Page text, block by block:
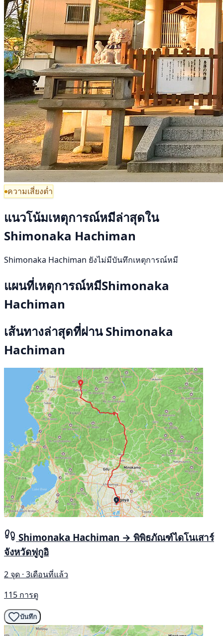
ความเสี่ยงต่ำ
แนวโน้มเหตุการณ์หมีล่าสุดใน
Shimonaka Hachiman
Shimonaka Hachiman ยังไม่มีบันทึกเหตุการณ์หมี
แผนที่เหตุการณ์หมีShimonaka
Hachiman
เส้นทางล่าสุดที่ผ่าน Shimonaka
Hachiman
Shimonaka Hachiman → พิพิธภัณฑ์ไดโนเสาร์
จังหวัดฟูกูอิ
2 จุด · 3เดือนที่แล้ว
115 การดู
บันทึก